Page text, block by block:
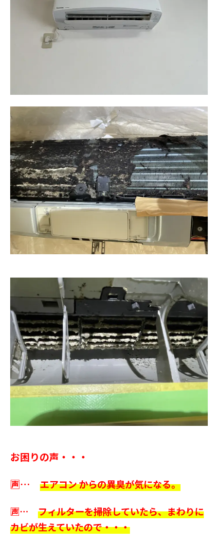
お困りの声・・・
🈤… エアコン からの異臭が気になる。
🈤… フィルターを掃除していたら、まわりに
カビが生えていたので・・・